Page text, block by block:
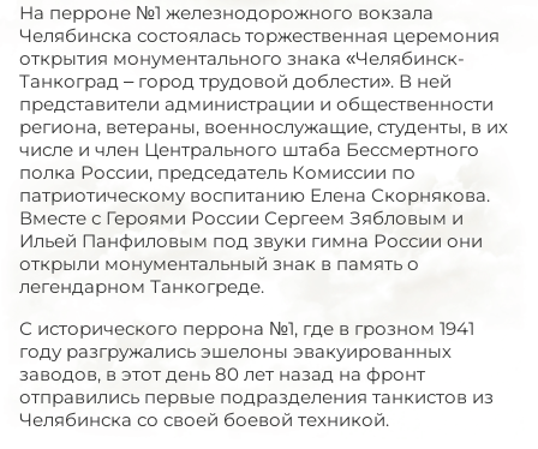
На перроне №1 железнодорожного вокзала
Челябинска состоялась торжественная церемония
открытия монументального знака «Челябинск-
Танкоград – город трудовой доблести». В ней
представители администрации и общественности
региона, ветераны, военнослужащие, студенты, в их
числе и член Центрального штаба Бессмертного
полка России, председатель Комиссии по
патриотическому воспитанию Елена Скорнякова.
Вместе с Героями России Сергеем Зябловым и
Ильей Панфиловым под звуки гимна России они
открыли монументальный знак в память о
легендарном Танкогреде.
С исторического перрона №1, где в грозном 1941
году разгружались эшелоны эвакуированных
заводов, в этот день 80 лет назад на фронт
отправились первые подразделения танкистов из
Челябинска со своей боевой техникой.